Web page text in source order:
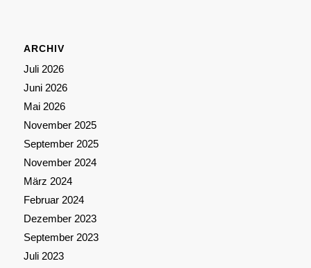
ARCHIV
Juli 2026
Juni 2026
Mai 2026
November 2025
September 2025
November 2024
März 2024
Februar 2024
Dezember 2023
September 2023
Juli 2023